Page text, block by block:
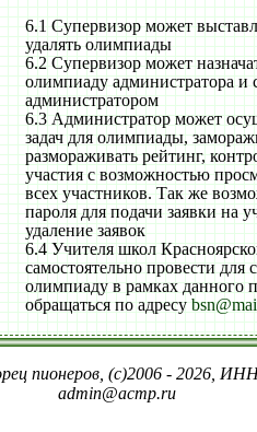
6.1 Супервизор может
удалять олимпиады
6.2 Супервизор может
олимпиаду администратора и
администратором
6.3 Администратор может
задач для олимпиады,
размораживать рейтинг,
участия с возможностью
всех участников. Так же
пароля для подачи заявки на
удаление заявок
6.4 Учителя школ
самостоятельно провести для
олимпиаду в рамках данного
обращаться по адресу
пионеров, (c)2006 - 2026,
admin@acmp.ru